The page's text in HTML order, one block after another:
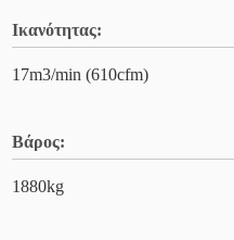
Ικανότητας:
17m3/min (610cfm)
Βάρος:
1880kg